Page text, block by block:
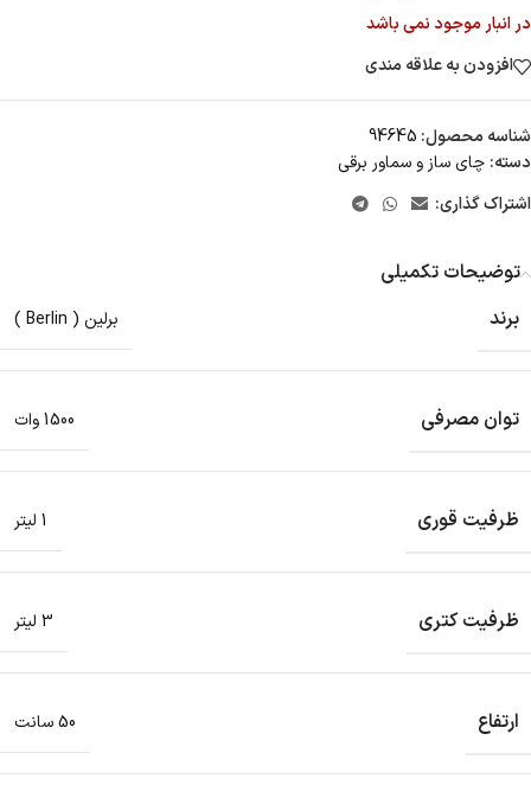
در انبار موجود نمی باشد
افزودن به علاقه مندی
شناسه محصول: 94645
دسته: چای ساز و سماور برقی
اشتراک گذاری:
توضیحات تکمیلی
برند
برلین ( Berlin )
توان مصرفی 1500 وات
ظرفیت قوری 1 لیتر
ظرفیت کتری 3 لیتر
ارتفاع 50 سانت